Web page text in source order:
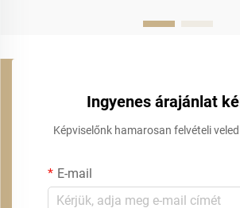
Ingyenes árajánlat
Képviselőnk hamarosan felvételi
E-mail